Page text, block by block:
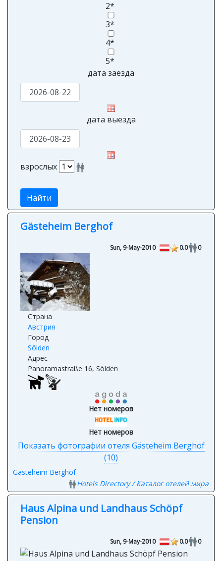
2*
3*
4*
5*
Найти
Gästeheim Berghof
Страна
Австрия
Город
Sölden
Адрес
Panoramastraße 16, Sölden
Нет номеров
Нет номеров
Показать фотографии отеля Gästeheim Berghof
Gästeheim Berghof
Hotels Directory / Каталог отелей мира
Haus Alpina und Landhaus Schöpf
Sun, 9-May-2010 0.0